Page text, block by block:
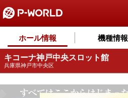
ホール情報 機種情報
キコーナ神戸中央スロット館
兵庫県神戸市中央区